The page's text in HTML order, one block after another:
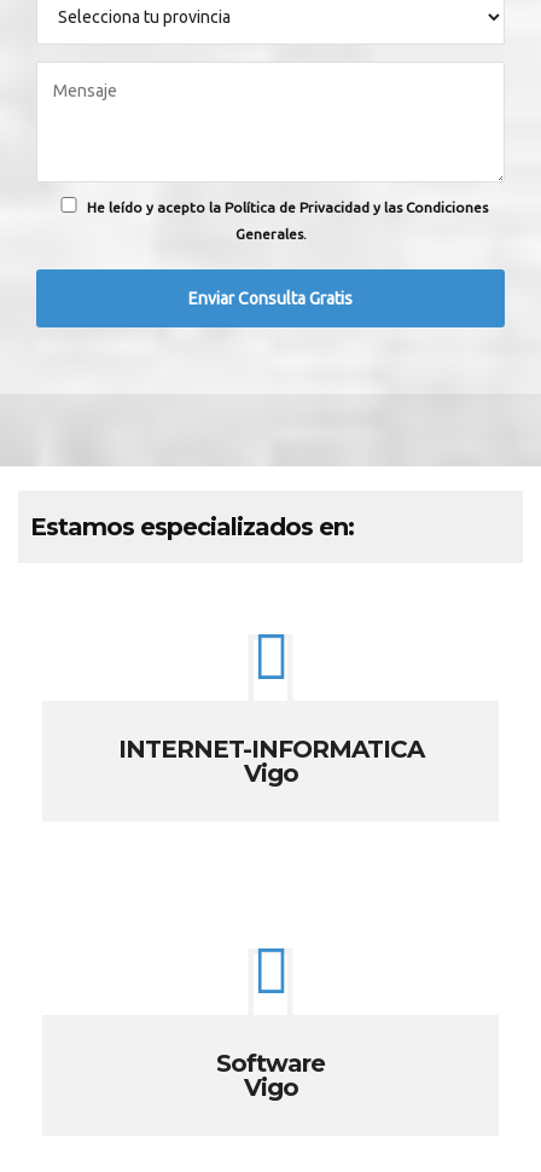
He leído y acepto la Política de Privacidad y las Condiciones
Generales.
Estamos especializados en:
INTERNET-INFORMATICA
Vigo
Software
Vigo